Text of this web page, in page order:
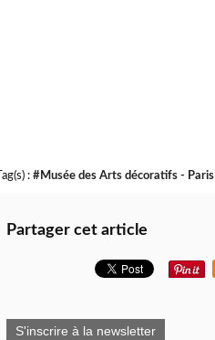
Tag(s) : #Musée des Arts décoratifs - Paris
Partager cet article
S'inscrire à la newsletter